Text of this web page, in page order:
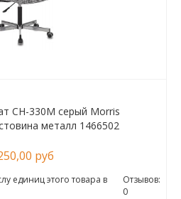
CH-330M серый Morris
металл 1466502
руб
единиц этого товара в
Отзывов:
0